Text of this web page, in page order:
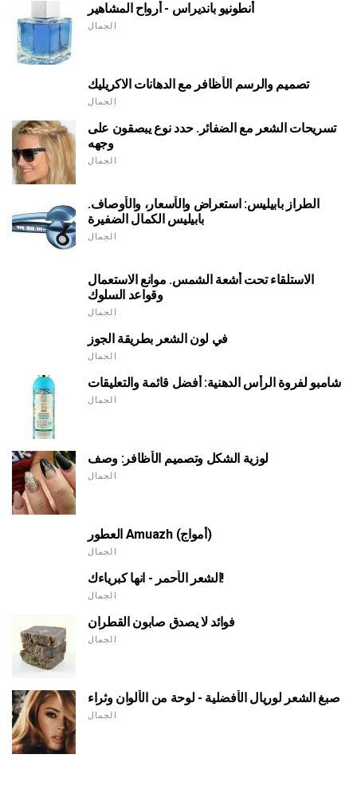
أنطونيو بانديراس - أرواح المشاهير
الجمال
تصميم والرسم الأظافر مع الدهانات الاكريليك
الجمال
تسريحات الشعر مع الضفائر. حدد نوع يبصقون على
وجهه
الجمال
الطراز بابيليس: استعراض والأسعار، والأوصاف.
بابيليس الكمال الضفيرة
الجمال
الاستلقاء تحت أشعة الشمس. موانع الاستعمال
وقواعد السلوك
الجمال
في لون الشعر بطريقة الجوز
الجمال
شامبو لفروة الرأس الدهنية: أفضل قائمة والتعليقات
الجمال
لوزية الشكل وتصميم الأظافر: وصف
الجمال
العطور Amuazh (أمواج)
الجمال
الشعر الأحمر - انها كبرياءك!
الجمال
فوائد لا يصدق صابون القطران
الجمال
صبغ الشعر لوريال الأفضلية - لوحة من الألوان وثراء
الجمال